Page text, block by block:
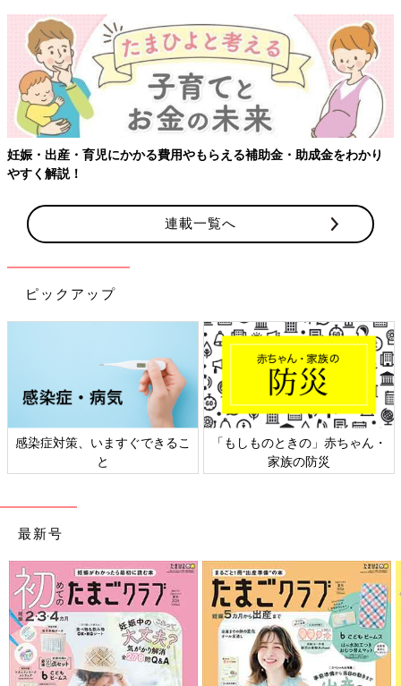
妊娠・出産・育児にかかる費用やもらえる補助金・助成金をわかり
やすく解説！
連載一覧へ
ピックアップ
感染症対策、いますぐできるこ
と
「もしものときの」赤ちゃん・
家族の防災
最新号